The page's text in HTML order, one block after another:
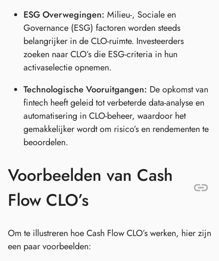
ESG Overwegingen: Milieu-, Sociale en
Governance (ESG) factoren worden steeds
belangrijker in de CLO-ruimte. Investeerders
zoeken naar CLO’s die ESG-criteria in hun
activaselectie opnemen.
Technologische Vooruitgangen: De opkomst van
fintech heeft geleid tot verbeterde data-analyse en
automatisering in CLO-beheer, waardoor het
gemakkelijker wordt om risico’s en rendementen te
beoordelen.
Voorbeelden van Cash
Flow CLO’s
Om te illustreren hoe Cash Flow CLO’s werken, hier zijn
een paar voorbeelden: